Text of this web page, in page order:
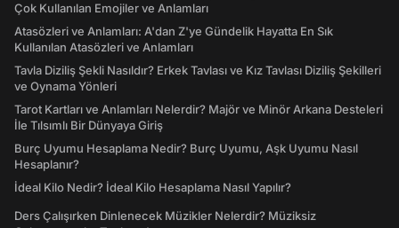
Çok Kullanılan Emojiler ve Anlamları
Atasözleri ve Anlamları: A'dan Z'ye Gündelik Hayatta En Sık
Kullanılan Atasözleri ve Anlamları
Tavla Diziliş Şekli Nasıldır? Erkek Tavlası ve Kız Tavlası Diziliş Şekilleri
ve Oynama Yönleri
Tarot Kartları ve Anlamları Nelerdir? Majör ve Minör Arkana Desteleri
İle Tılsımlı Bir Dünyaya Giriş
Burç Uyumu Hesaplama Nedir? Burç Uyumu, Aşk Uyumu Nasıl
Hesaplanır?
İdeal Kilo Nedir? İdeal Kilo Hesaplama Nasıl Yapılır?
Ders Çalışırken Dinlenecek Müzikler Nelerdir? Müziksiz